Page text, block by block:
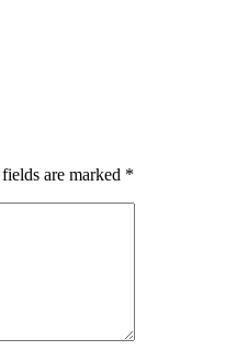
are marked *